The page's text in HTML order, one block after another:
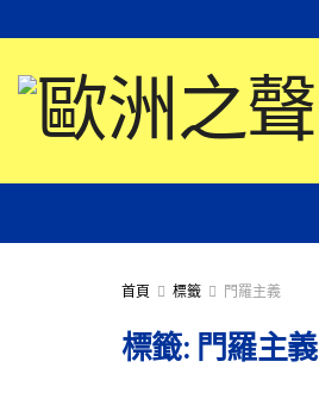
首頁 標籤 門羅主義
標籤: 門羅主義